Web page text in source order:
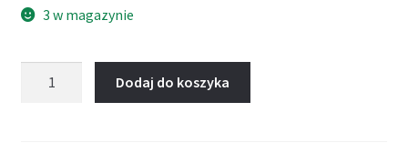
3 w magazynie
Dodaj do koszyka